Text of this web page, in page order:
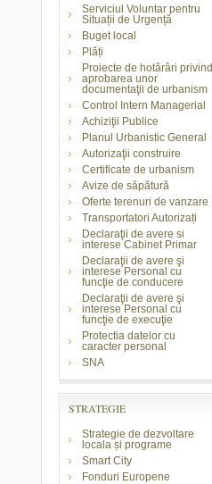
Serviciul Voluntar pentru
Situații de Urgență
Buget local
Plăți
Proiecte de hotărâri privind
aprobarea unor
documentaţii de urbanism
Control Intern Managerial
Achiziţii Publice
Planul Urbanistic General
Autorizaţii construire
Certificate de urbanism
Avize de săpătură
Oferte terenuri de vanzare
Transportatori Autorizați
Declaraţii de avere si
interese Cabinet Primar
Declaraţii de avere şi
interese Personal cu
funcţie de conducere
Declaraţii de avere şi
interese Personal cu
funcţie de execuţie
Protectia datelor cu
caracter personal
SNA
STRATEGIE
Strategie de dezvoltare
locala și programe
Smart City
Fonduri Europene